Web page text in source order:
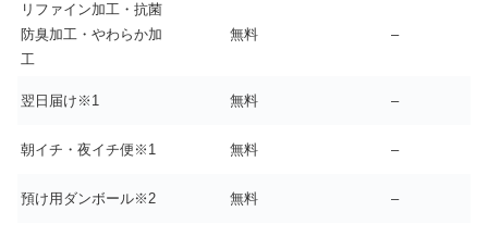
リファイン加工・抗菌
防臭加工・やわらか加
工
無料 –
翌日届け※1 無料 –
朝イチ・夜イチ便※1 無料 –
預け用ダンボール※2 無料 –